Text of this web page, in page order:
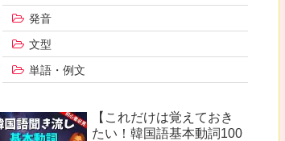
発音
文型
単語・例文
【これだけは覚えておき
たい！韓国語基本動詞100